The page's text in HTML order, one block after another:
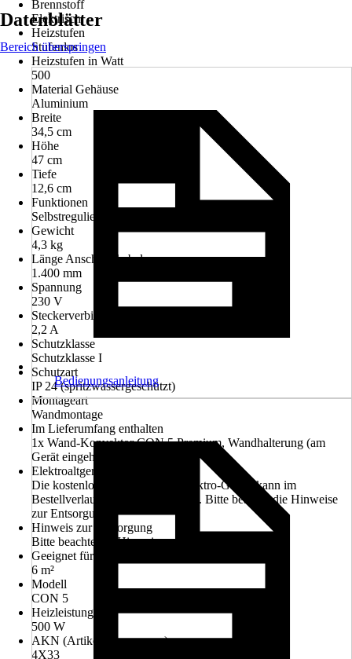
Brennstoff
Elektrisch
Heizstufen
Stufenlos
Heizstufen in Watt
500
Material Gehäuse
Aluminium
Breite
34,5 cm
Höhe
47 cm
Tiefe
12,6 cm
Funktionen
Selbstregulierend
Gewicht
4,3 kg
Länge Anschlusskabel
1.400 mm
Spannung
230 V
Steckerverbindung für
2,2 A
Schutzklasse
Schutzklasse I
Schutzart
IP 24 (spritzwassergeschützt)
Montageart
Wandmontage
Im Lieferumfang enthalten
1x Wand-Konvektor CON 5 Premium, Wandhalterung (am
Gerät eingehängt)
Elektroaltgerät-Rücknahme
Die kostenlose Rückgabe des Elektro-Geräts kann im
Bestellverlauf ausgewählt werden. Bitte beachte die Hinweise
zur Entsorgung.
Hinweis zur Entsorgung
Bitte beachte die Hinweise zur Entsorgung
Geeignet für Räume bis zu
6 m²
Modell
CON 5
Heizleistung
500 W
AKN (Artikelkurznummer)
4X33
Datenblätter
Bereich überspringen
Bedienungsanleitung